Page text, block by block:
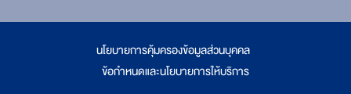
นโยบายการคุ้มครองข้อมูลส่วนบุคคล
ข้อกำหนดและนโยบายการให้บริการ